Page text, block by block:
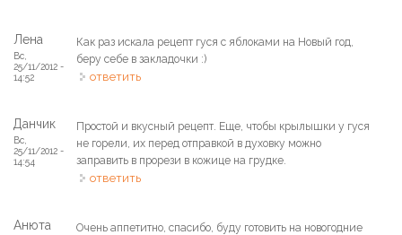
Лена
Вс,
25/11/2012 -
14:52
Как раз искала рецепт гуся с яблоками на Новый год,
беру себе в закладочки :)
ответить
Данчик
Вс,
25/11/2012 -
14:54
Простой и вкусный рецепт. Еще, чтобы крылышки у гуся
не горели, их перед отправкой в духовку можно
заправить в прорези в кожице на грудке.
ответить
Анюта
Очень аппетитно, спасибо, буду готовить на новогодние